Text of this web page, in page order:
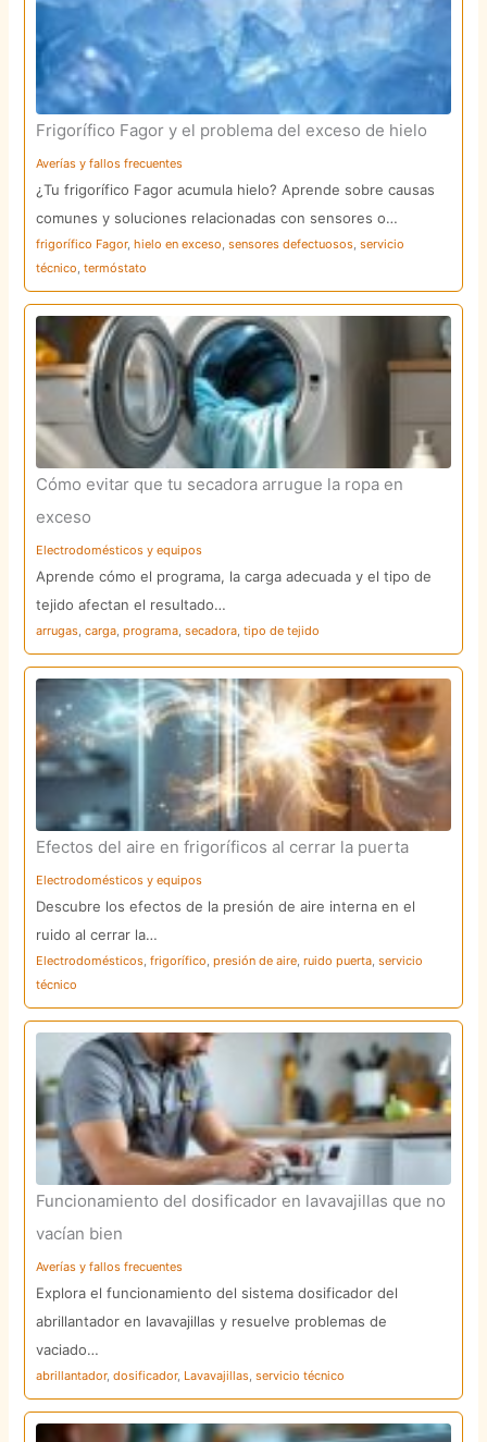
Frigorífico Fagor y el problema del exceso de hielo
Averías y fallos frecuentes
¿Tu frigorífico Fagor acumula hielo? Aprende sobre causas
comunes y soluciones relacionadas con sensores o…
frigorífico Fagor,hielo en exceso,sensores defectuosos,servicio
técnico,termóstato
Cómo evitar que tu secadora arrugue la ropa en
exceso
Electrodomésticos y equipos
Aprende cómo el programa, la carga adecuada y el tipo de
tejido afectan el resultado…
arrugas,carga,programa,secadora,tipo de tejido
Efectos del aire en frigoríficos al cerrar la puerta
Electrodomésticos y equipos
Descubre los efectos de la presión de aire interna en el
ruido al cerrar la…
Electrodomésticos,frigorífico,presión de aire,ruido puerta,servicio
técnico
Funcionamiento del dosificador en lavavajillas que no
vacían bien
Averías y fallos frecuentes
Explora el funcionamiento del sistema dosificador del
abrillantador en lavavajillas y resuelve problemas de
vaciado…
abrillantador,dosificador, Lavavajillas ,servicio técnico